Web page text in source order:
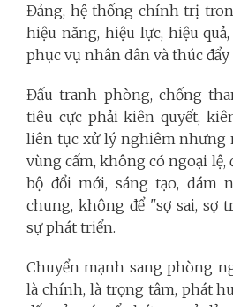
Đảng, hệ thống chính trị
hiệu năng, hiệu lực, hiệu
phục vụ nhân dân và thúc
Đấu tranh phòng, chống
tiêu cực phải kiên quyết,
liên tục xử lý nghiêm nhưng
vùng cấm, không có ngoại lệ,
bộ đổi mới, sáng tạo, dám
chung, không để "sợ sai, sợ
sự phát triển.
Chuyển mạnh sang phòng
là chính, là trọng tâm, phát